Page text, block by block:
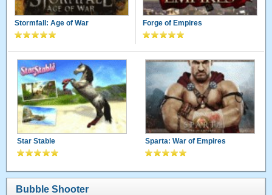
Stormfall: Age of War Forge of Empires
Star Stable Sparta: War of Empires
Bubble Shooter